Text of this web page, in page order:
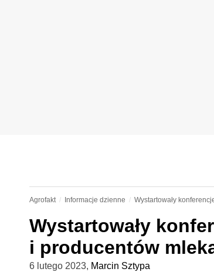
Agrofakt Informacje dzienne Wystartowały
Wystartowały
i producentów
6 lutego 2023, Marcin Sztypa